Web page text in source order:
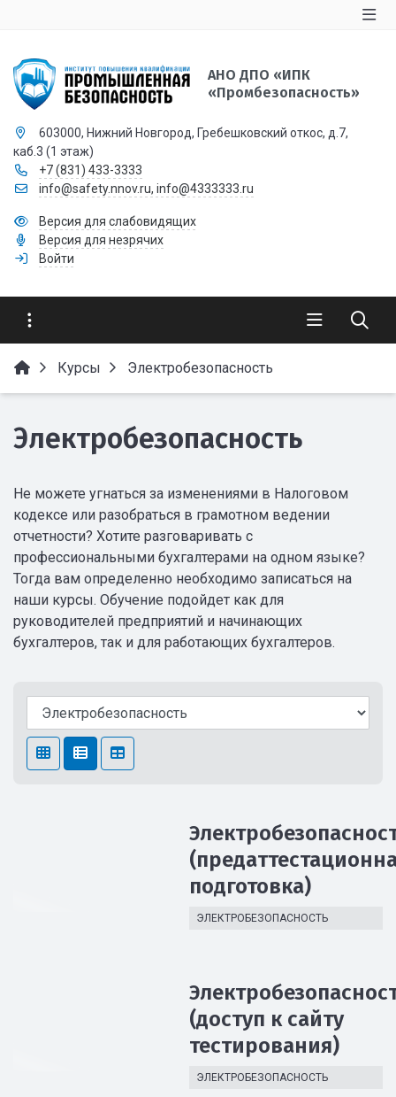
АНО ДПО «ИПК
«Промбезопасность»
603000, Нижний Новгород, Гребешковский откос, д.7,
каб.3 (1 этаж)
+7 (831) 433-3333
info@safety.nnov.ru, info@4333333.ru
Версия для слабовидящих
Версия для незрячих
Войти
Курсы Электробезопасность
Электробезопасность
Не можете угнаться за изменениями в Налоговом
кодексе или разобраться в грамотном ведении
отчетности? Хотите разговаривать с
профессиональными бухгалтерами на одном языке?
Тогда вам определенно необходимо записаться на
наши курсы. Обучение подойдет как для
руководителей предприятий и начинающих
бухгалтеров, так и для работающих бухгалтеров.
подготовка)
ЭЛЕКТРОБЕЗОПАСНОСТЬ
(доступ к сайту
тестирования)
ЭЛЕКТРОБЕЗОПАСНОСТЬ